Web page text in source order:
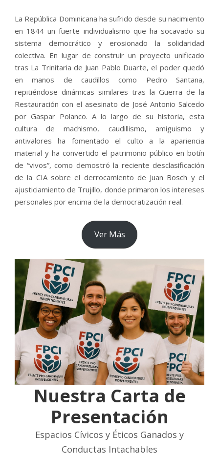
La República Dominicana ha sufrido desde su nacimiento
en 1844 un fuerte individualismo que ha socavado su
sistema democrático y erosionado la solidaridad
colectiva. En lugar de construir un proyecto unificado
tras La Trinitaria de Juan Pablo Duarte, el poder quedó
en manos de caudillos como Pedro Santana,
repitiéndose dinámicas similares tras la Guerra de la
Restauración con el asesinato de José Antonio Salcedo
por Gaspar Polanco. A lo largo de su historia, esta
cultura de machismo, caudillismo, amiguismo y
antivalores ha fomentado el culto a la apariencia
material y ha convertido el patrimonio público en botín
de “vivos”, como demostró la reciente desclasificación
de la CIA sobre el derrocamiento de Juan Bosch y el
ajusticiamiento de Trujillo, donde primaron los intereses
personales por encima de la democratización real.
Ver Más
Nuestra Carta de
Presentación
Espacios Cívicos y Éticos Ganados y
Conductas Intachables